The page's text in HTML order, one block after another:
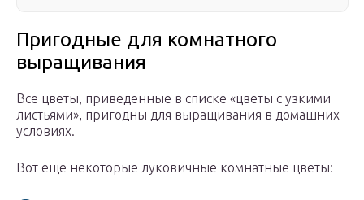
Пригодные для комнатного
выращивания
Все цветы, приведенные в списке «цветы с узкими
листьями», пригодны для выращивания в домашних
условиях.
Вот еще некоторые луковичные комнатные цветы: